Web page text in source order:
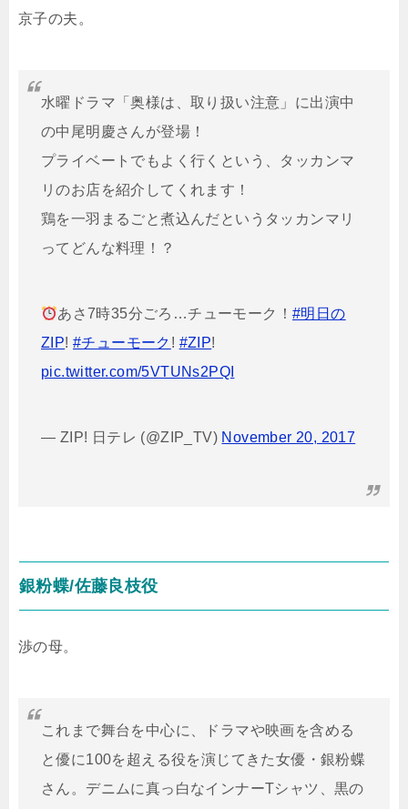
京子の夫。
水曜ドラマ「奥様は、取り扱い注意」に出演中
の中尾明慶さんが登場！
プライベートでもよく行くという、タッカンマ
リのお店を紹介してくれます！
鶏を一羽まるごと煮込んだというタッカンマリ
ってどんな料理！？
あさ7時35分ごろ…チューモーク！#明日の
ZIP!#チューモーク ! #ZIP!
pic.twitter.com/5VTUNs2PQI
— ZIP! 日テレ (@ZIP_TV) November 20, 2017
銀粉蝶/佐藤良枝役
渉の母。
これまで舞台を中心に、ドラマや映画を含める
と優に100を超える役を演じてきた女優・銀粉蝶
さん。デニムに真っ白なインナーTシャツ、黒の